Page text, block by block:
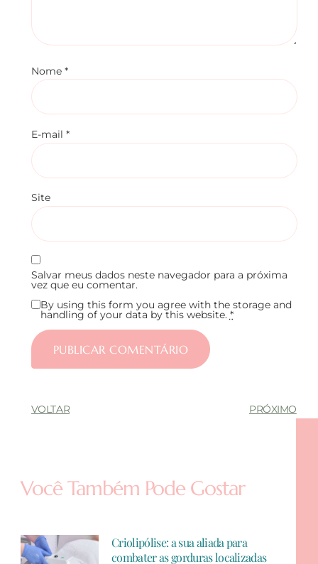
Nome *
E-mail *
Site
Salvar meus dados neste navegador para a próxima
vez que eu comentar.
By using this form you agree with the storage and
handling of your data by this website. *
VOLTAR PRÓXIMO
Você Também Pode Gostar
Criolipólise: a sua aliada para
combater as gorduras localizadas